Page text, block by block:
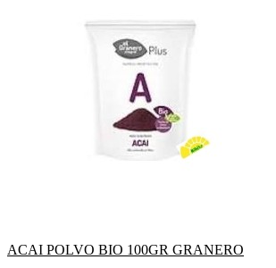
ACAI POLVO BIO 100GR GRANERO